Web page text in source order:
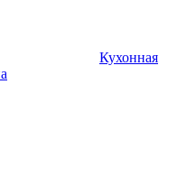
Кухонная